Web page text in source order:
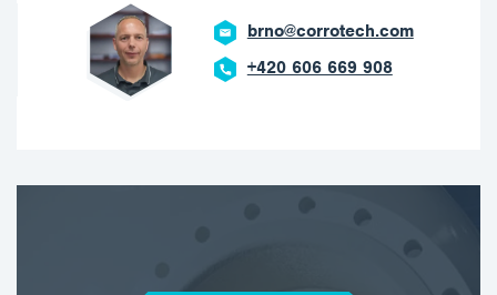
brno@corrotech.com
+420 606 669 908